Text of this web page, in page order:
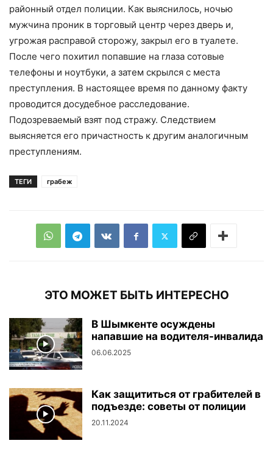
районный отдел полиции. Как выяснилось, ночью
мужчина проник в торговый центр через дверь и,
угрожая расправой сторожу, закрыл его в туалете.
После чего похитил попавшие на глаза сотовые
телефоны и ноутбуки, а затем скрылся с места
преступления. В настоящее время по данному факту
проводится досудебное расследование.
Подозреваемый взят под стражу. Следствием
выясняется его причастность к другим аналогичным
преступлениям.
ТЕГИ грабеж
ЭТО МОЖЕТ БЫТЬ ИНТЕРЕСНО
В Шымкенте осуждены
напавшие на водителя-инвалида
06.06.2025
Как защититься от грабителей в
подъезде: советы от полиции
20.11.2024